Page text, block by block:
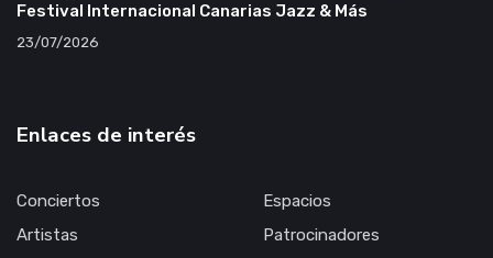
Festival Internacional Canarias Jazz & Más
23/07/2026
Enlaces de interés
Conciertos
Artistas
Espacios
Patrocinadores